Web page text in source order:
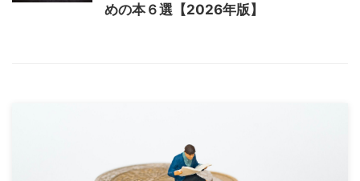
めの本６選【2026年版】